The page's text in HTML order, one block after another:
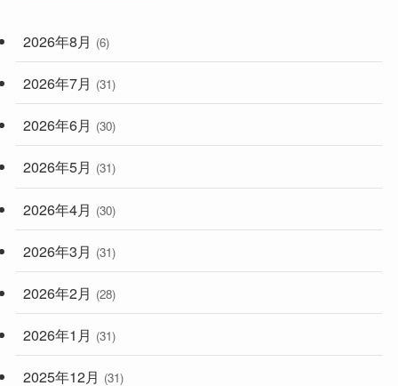
(248)
2026年8月 (6)
2026年7月 (31)
2026年6月 (30)
2026年5月 (31)
2026年4月 (30)
2026年3月 (31)
2026年2月 (28)
2026年1月 (31)
2025年12月 (31)